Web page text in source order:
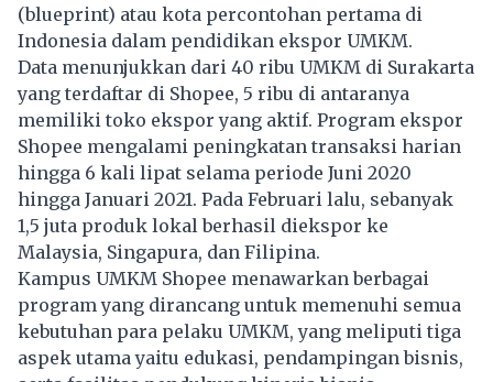
(blueprint) atau kota percontohan pertama di
Indonesia dalam pendidikan ekspor UMKM.
Data menunjukkan dari 40 ribu UMKM di Surakarta
yang terdaftar di Shopee, 5 ribu di antaranya
memiliki toko ekspor yang aktif. Program ekspor
Shopee mengalami peningkatan transaksi harian
hingga 6 kali lipat selama periode Juni 2020
hingga Januari 2021. Pada Februari lalu, sebanyak
1,5 juta produk lokal berhasil diekspor ke
Malaysia, Singapura, dan Filipina.
Kampus UMKM Shopee menawarkan berbagai
program yang dirancang untuk memenuhi semua
kebutuhan para pelaku UMKM, yang meliputi tiga
aspek utama yaitu edukasi, pendampingan bisnis,